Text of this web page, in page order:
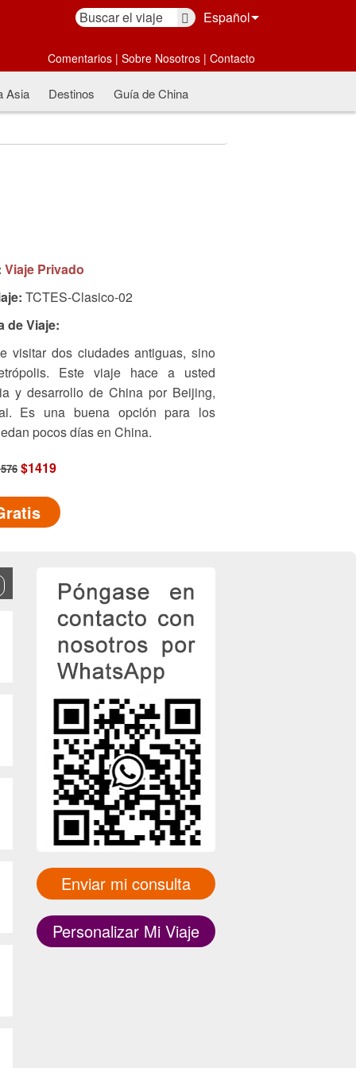
Español
Comentarios | Sobre Nosotros | Contacto
Asia Destinos Guía de China
Viaje Privado
TCTES-Clasico-02
de Viaje:
visitar dos ciudades antiguas, sino
Este viaje hace a usted
y desarrollo de China por Beijing,
Es una buena opción para los
pocos días en China.
$1419
Enviar mi consulta
Personalizar Mi Viaje